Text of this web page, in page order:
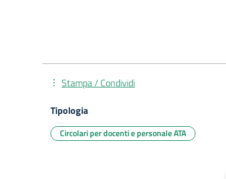
Stampa / Condividi
Tipologia
Circolari per docenti e personale ATA